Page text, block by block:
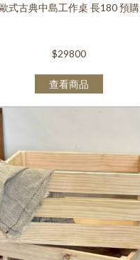
式古典中島工作桌 長180 預購
$29800
查看商品